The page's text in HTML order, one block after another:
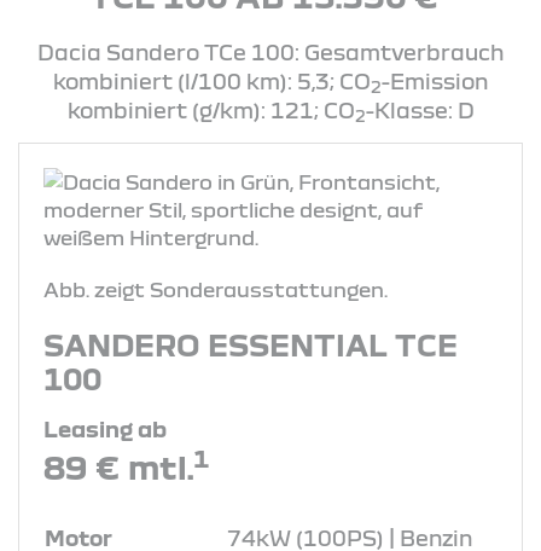
Dacia Sandero TCe 100: Gesamtverbrauch
kombiniert (l/100 km): 5,3; CO2-Emission
kombiniert (g/km): 121; CO2-Klasse: D
Abb. zeigt Sonderausstattungen.
SANDERO ESSENTIAL TCE
100
Leasing ab
89 € mtl.1
Motor 74kW (100PS) | Benzin